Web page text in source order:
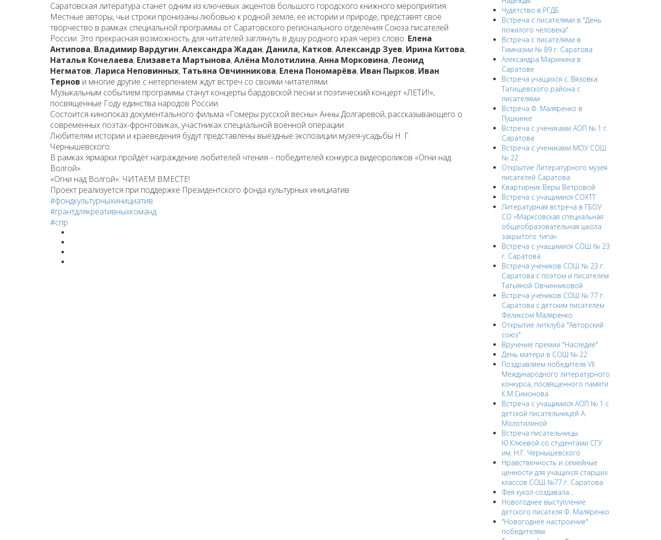
Саратовская литература станет одним из ключевых акцентов большого городского книжного мероприятия.
Местные авторы, чьи строки пронизаны любовью к родной земле, её истории и природе, представят своё
творчество в рамках специальной программы от Саратовского регионального отделения Союза писателей
России. Это прекрасная возможность для читателей заглянуть в душу родного края через слово. Елена
Антипова, Владимир Вардугин,Александра Жадан, Данила, Катков,Александр Зуев, Ирина Китова,
Наталья Кочелаева, Елизавета Мартынова,Алёна Молотилина,Анна Морковина, Леонид
Негматов, Лариса Неповинных, Татьяна Овчинникова, Елена Пономарёва, Иван Пырков, Иван
Тернов и многие другие с нетерпением ждут встреч со своими читателями.
Музыкальным событием программы станут концерты бардовской песни и поэтический концерт «ЛЕТИ!»,
посвященные Году единства народов России.
Состоится кинопоказ документального фильма «Гомеры русской весны» Анны Долгаревой, рассказывающего о
современных поэтах-фронтовиках, участниках специальной военной операции.
Любителям истории и краеведения будут представлены выездные экспозиции музея-усадьбы Н. Г.
Чернышевского.
В рамках ярмарки пройдёт награждение любителей чтения – победителей конкурса видеороликов «Огни над
Волгой».
«Огни над Волгой»: ЧИТАЕМ ВМЕСТЕ!
Проект реализуется при поддержке Президентского фонда культурных инициатив.
#фондкультурныхинициатив
#грантдлякреативныхкоманд
#спр
Чудетство в РГДБ
Встреча с писателями в "День
пожилого человека"
Встреча с писателями в
Гимназии № 89 г. Саратова
Александра Маринина в
Саратове
Встреча учащихся с. Вязовка
Татищевского района с
писателями
Встреча Ф. Маляренко в
Пушкинке
Встреча с учениками АОП № 1 г.
Саратова
Встреча с учениками МОУ СОШ
№ 22
Открытие Литературного музея
писателей Саратова
Квартирник Веры Ветровой
Встреча с учащимися СОХТТ
Литературная встреча в ГБОУ
СО «Марксовская специальная
общеобразовательная школа
закрытого типа»
Встреча с учащимися СОШ № 23
г. Саратова
Встреча учеников СОШ № 23 г.
Саратова с поэтом и писателем
Татьяной Овчинниковой
Встреча учеников СОШ № 77 г.
Саратова с детским писателем
Феликсом Маляренко
Открытие литклуба "Авторский
союз"
Вручение премии "Наследие"
День матери в СОШ № 22
Поздравляем победителя VII
Международного литературного
конкурса, посвященного памяти
К.М.Симонова
Встреча с учащимися АОП № 1 с
детской писательницей А.
Молотилиной
Встреча писательницы
Ю.Клюевой со студентами СГУ
им. Н.Г. Чернышевского
Нравственность и семейные
ценности для учащихся старших
классов СОШ №77 г. Саратова
Фея кукол создавала...
Новогоднее выступление
детского писателя Ф. Маляренко
"Новогоднее настроение"
победителям